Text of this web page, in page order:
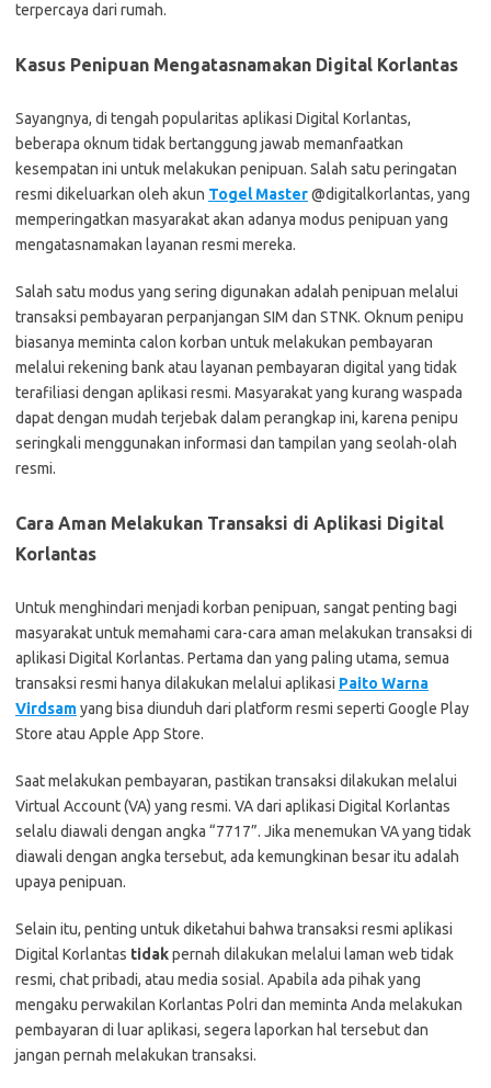
terpercaya dari rumah.
Kasus Penipuan Mengatasnamakan Digital Korlantas
Sayangnya, di tengah popularitas aplikasi Digital Korlantas,
beberapa oknum tidak bertanggung jawab memanfaatkan
kesempatan ini untuk melakukan penipuan. Salah satu peringatan
resmi dikeluarkan oleh akun Togel Master@digitalkorlantas, yang
memperingatkan masyarakat akan adanya modus penipuan yang
mengatasnamakan layanan resmi mereka.
Salah satu modus yang sering digunakan adalah penipuan melalui
transaksi pembayaran perpanjangan SIM dan STNK. Oknum penipu
biasanya meminta calon korban untuk melakukan pembayaran
melalui rekening bank atau layanan pembayaran digital yang tidak
terafiliasi dengan aplikasi resmi. Masyarakat yang kurang waspada
dapat dengan mudah terjebak dalam perangkap ini, karena penipu
seringkali menggunakan informasi dan tampilan yang seolah-olah
resmi.
Cara Aman Melakukan Transaksi di Aplikasi Digital
Korlantas
Untuk menghindari menjadi korban penipuan, sangat penting bagi
masyarakat untuk memahami cara-cara aman melakukan transaksi di
aplikasi Digital Korlantas. Pertama dan yang paling utama, semua
transaksi resmi hanya dilakukan melalui aplikasi Paito Warna
Virdsamyang bisa diunduh dari platform resmi seperti Google Play
Store atau Apple App Store.
Saat melakukan pembayaran, pastikan transaksi dilakukan melalui
Virtual Account (VA) yang resmi. VA dari aplikasi Digital Korlantas
selalu diawali dengan angka “7717”. Jika menemukan VA yang tidak
diawali dengan angka tersebut, ada kemungkinan besar itu adalah
upaya penipuan.
Selain itu, penting untuk diketahui bahwa transaksi resmi aplikasi
Digital Korlantas tidakpernah dilakukan melalui laman web tidak
resmi, chat pribadi, atau media sosial. Apabila ada pihak yang
mengaku perwakilan Korlantas Polri dan meminta Anda melakukan
pembayaran di luar aplikasi, segera laporkan hal tersebut dan
jangan pernah melakukan transaksi.